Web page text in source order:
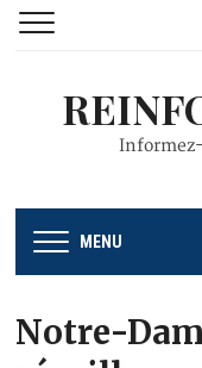
MENU
Notre-